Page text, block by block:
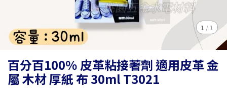
1 / 1
百分百100％ 皮革粘接著劑 適用皮革 金
屬 木材 厚紙 布 30ml T3021